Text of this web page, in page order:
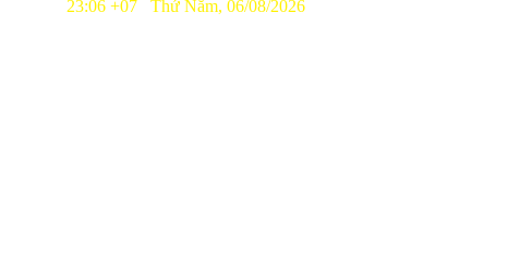
23:06 +07 Thứ Năm, 06/08/2026